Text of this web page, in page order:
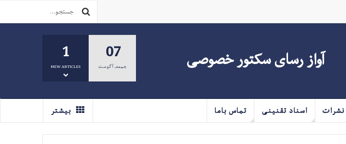
آواز رسای سکتور خصوصی 07
جمعه,آگوست
1
NEW ARTICLES
نشرات اسناد تقنینی تماس باما بیشتر